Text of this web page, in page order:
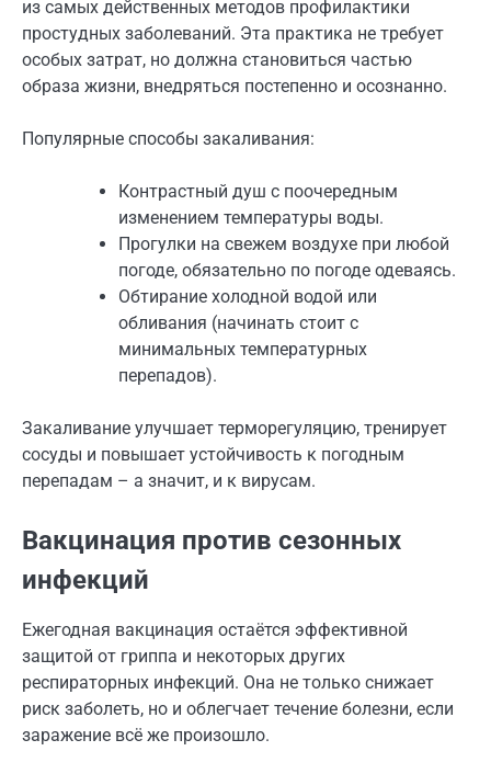
из самых действенных методов профилактики
простудных заболеваний. Эта практика не требует
особых затрат, но должна становиться частью
образа жизни, внедряться постепенно и осознанно.
Популярные способы закаливания:
Контрастный душ с поочередным
изменением температуры воды.
Прогулки на свежем воздухе при любой
погоде, обязательно по погоде одеваясь.
Обтирание холодной водой или
обливания (начинать стоит с
минимальных температурных
перепадов).
Закаливание улучшает терморегуляцию, тренирует
сосуды и повышает устойчивость к погодным
перепадам – а значит, и к вирусам.
Вакцинация против сезонных
инфекций
Ежегодная вакцинация остаётся эффективной
защитой от гриппа и некоторых других
респираторных инфекций. Она не только снижает
риск заболеть, но и облегчает течение болезни, если
заражение всё же произошло.